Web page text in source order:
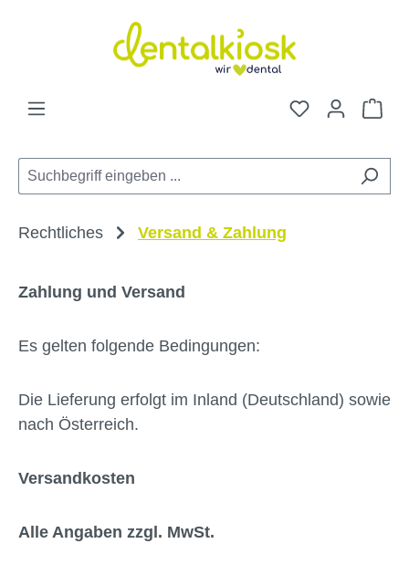
Zum Hauptinhalt springen
Du hast 0
Rechtliches Versand & Zahlung
Zahlung und Versand
Es gelten folgende Bedingungen:
Die Lieferung erfolgt im Inland (Deutschland) sowie
nach Österreich.
Versandkosten
Alle Angaben zzgl. MwSt.